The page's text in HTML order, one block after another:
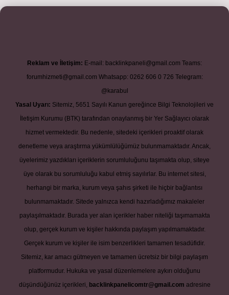
betexper.xyzm elexbet
Reklam ve İletişim: E-mail: backlinkpaneli@gmail.com Teams:
forumhizmeti@gmail.com Whatsapp: 0262 606 0 726 Telegram:
@karabul
Yasal Uyarı: Sitemiz, 5651 Sayılı Kanun gereğince Bilgi Teknolojileri ve
İletişim Kurumu (BTK) tarafından onaylanmış bir Yer Sağlayıcı olarak
hizmet vermektedir. Bu nedenle, sitedeki içerikleri proaktif olarak
denetleme veya araştırma yükümlülüğümüz bulunmamaktadır. Ancak,
üyelerimiz yazdıkları içeriklerin sorumluluğunu taşımakta olup, siteye
üye olarak bu sorumluluğu kabul etmiş sayılırlar. Bu internet sitesi,
herhangi bir marka, kurum veya şahıs şirketi ile hiçbir bağlantısı
bulunmamaktadır. Sitede yalnızca kendi hazırladığımız makaleler
paylaşılmaktadır. Burada yer alan içerikler haber niteliği taşımamakta
olup, gerçek kurum ve kişiler hakkında paylaşım yapılmamaktadır.
Gerçek kurum ve kişiler ile isim benzerlikleri tamamen tesadüfidir.
Sitemiz, kar amacı gütmeyen ve tamamen ücretsiz bir bilgi paylaşım
platformudur. Hukuka ve yasal düzenlemelere aykırı olduğunu
düşündüğünüz içerikleri, backlinkpanelicomtr@gmail.com adresine